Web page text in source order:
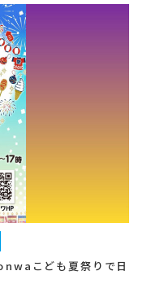
こども夏祭りで日